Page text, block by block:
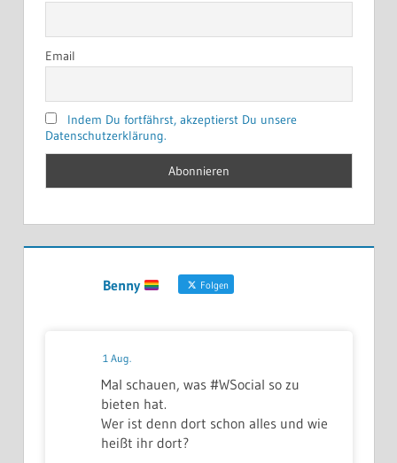
Email
Indem Du fortfährst, akzeptierst Du unsere
Datenschutzerklärung.
Benny Folgen
1 Aug.
Mal schauen, was #WSocial so zu
bieten hat.
Wer ist denn dort schon alles und wie
heißt ihr dort?